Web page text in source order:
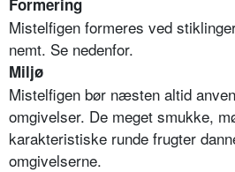
Mistelfigen formeres ved
nemt. Se nedenfor.
Miljø
Mistelfigen bør næsten altid
omgivelser. De meget smukke,
karakteristiske runde frugter
omgivelserne.